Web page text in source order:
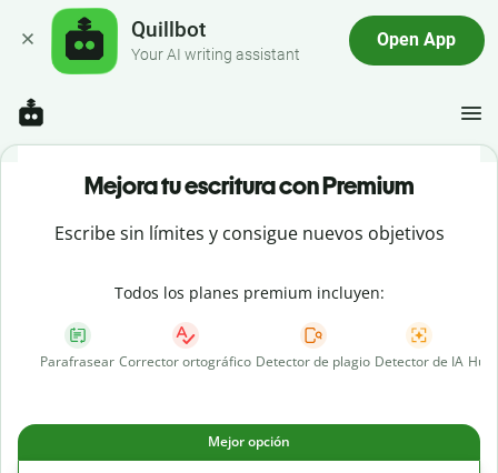
Quillbot
Your AI writing assistant
Open App
Mejora tu escritura con Premium
Escribe sin límites y consigue nuevos objetivos
Todos los planes premium incluyen:
Parafrasear Corrector ortográfico Detector de plagio Detector de IA
Mejor opción